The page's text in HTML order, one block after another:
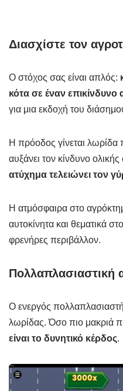
Διασχίστε τον
Ο στόχος σας είναι απλός:
κότα σε έναν επικίνδυνο
για μια εκδοχή του
Η πρόοδος γίνεται
αυξάνει τον κίνδυνο
ατύχημα τελειώνει τον
Η ατμόσφαιρα στο
αυτοκίνητα και θεματικά
φρενήρες περιβάλλον.
Πολλαπλασιαστική
Ο ενεργός
λωρίδας. Όσο πιο μακριά
είναι το δυνητικό κέρδος.